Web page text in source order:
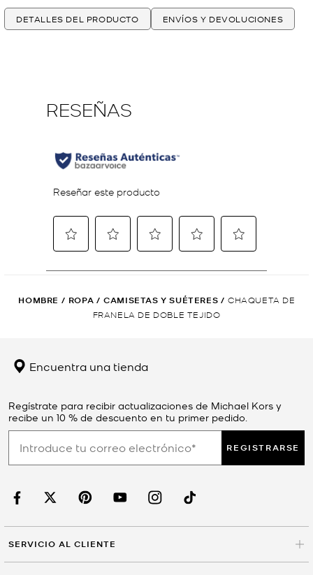
DETALLES DEL PRODUCTO ENVÍOS Y DEVOLUCIONES
HOMBRE / ROPA / CAMISETAS Y SUÉTERES / CHAQUETA DE
FRANELA DE DOBLE TEJIDO
Encuentra una tienda
Regístrate para recibir actualizaciones de Michael Kors y
recibe un 10 % de descuento en tu primer pedido.
REGISTRARSE
SERVICIO AL CLIENTE